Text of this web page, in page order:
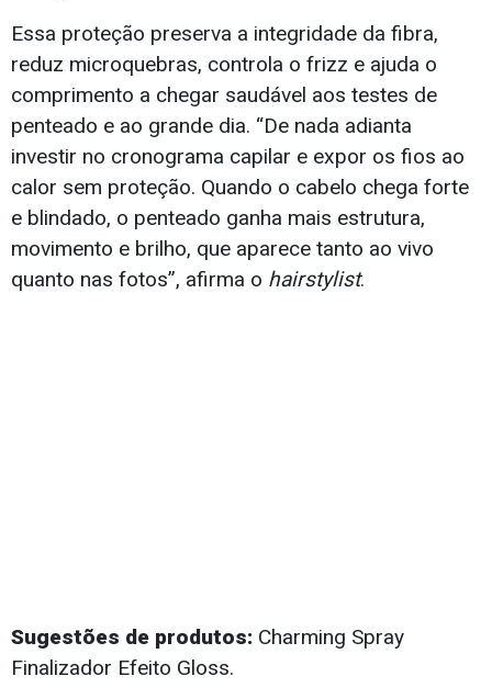
Essa proteção preserva a integridade da fibra,
reduz microquebras, controla o frizz e ajuda o
comprimento a chegar saudável aos testes de
penteado e ao grande dia. “De nada adianta
investir no cronograma capilar e expor os fios ao
calor sem proteção. Quando o cabelo chega forte
e blindado, o penteado ganha mais estrutura,
movimento e brilho, que aparece tanto ao vivo
quanto nas fotos”, afirma o hairstylist.
Sugestões de produtos: Charming Spray
Finalizador Efeito Gloss.